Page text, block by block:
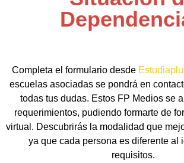
Completa el formulario desde
escuelas asociadas se pondrá en
todas tus dudas. Estos FP Medios se
requerimientos, pudiendo formarte de
virtual. Descubrirás la modalidad que
ya que cada persona es diferente al
requisitos.